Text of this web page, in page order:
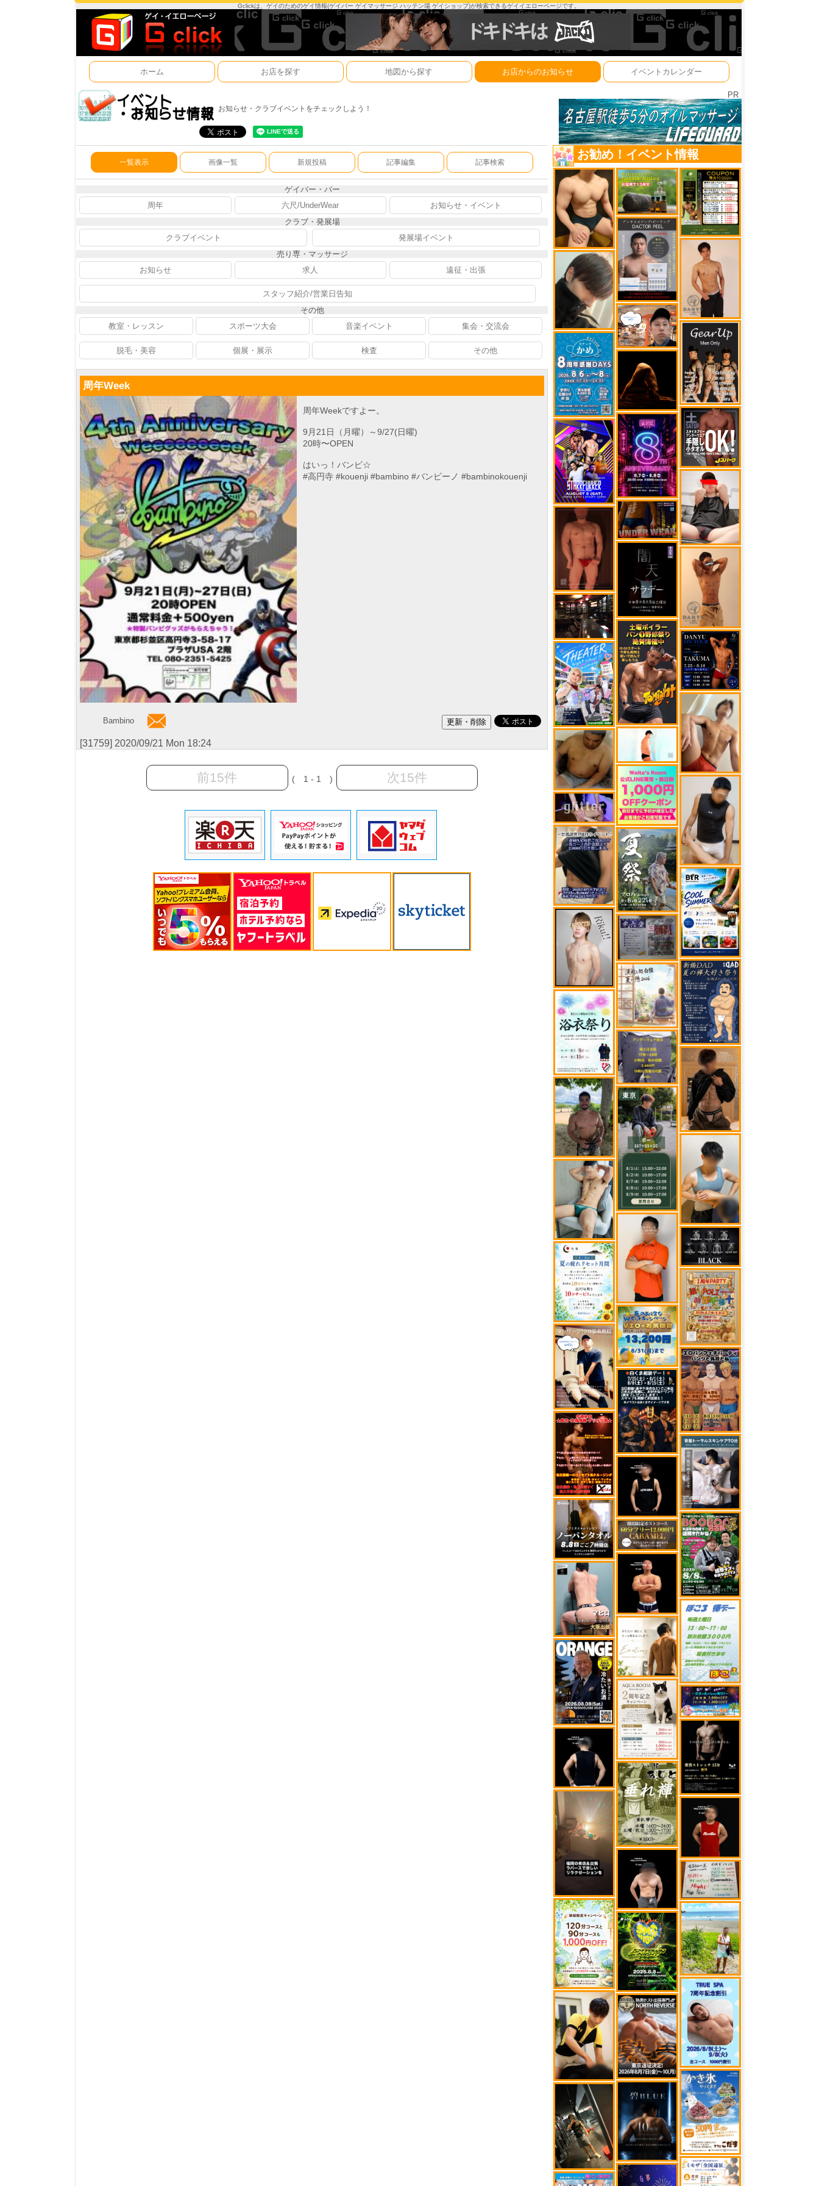
Gclickは、ゲイのためのゲイ情報(ゲイバー ゲイマッサージ ハッテン場 ゲイショップ)が検索できるゲイイエローページです。
ホーム お店を探す 地図から探す お店からのお知らせ イベントカレンダー
お知らせ・クラブイベントをチェックしよう！
PR
一覧表示 画像一覧 新規投稿 記事編集 記事検索
ゲイバー・バー
周年
六尺/UnderWear
お知らせ・イベント
クラブ・発展場
クラブイベント
発展場イベント
売り専・マッサージ
お知らせ
求人 遠征・出張
スタッフ紹介/営業日告知
その他
教室・レッスン
スポーツ大会 音楽イベント 集会・交流会
脱毛・美容 個展・展示 検査 その他
周年Week
周年Weekですよー。
9月21日（月曜）～9/27(日曜)
20時〜OPEN
はいっ！バンビ☆
#高円寺 #kouenji #bambino #バンビーノ #bambinokouenji
Bambino
[31759] 2020/09/21 Mon 18:24
前15件 ( 1 - 1 ) 次15件
お勧め！イベント情報